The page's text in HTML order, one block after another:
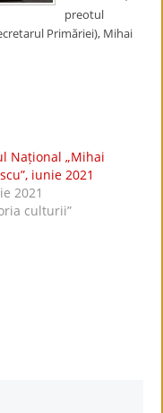
preotul
Primăriei), Mihai
Național „Mihai
iunie 2021
2021
culturii”